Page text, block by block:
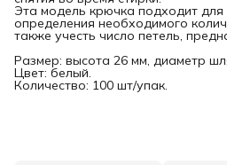
Эта модель крючка подходит для
определения необходимого
также учесть число петель,
Размер: высота 26 мм, диаметр
Цвет: белый.
Количество: 100 шт/упак.